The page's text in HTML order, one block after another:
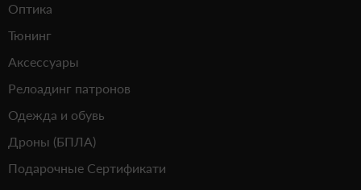
Оптика
Тюнинг
Аксессуары
Релоадинг патронов
Одежда и обувь
Дроны (БПЛА)
Подарочные Сертификати